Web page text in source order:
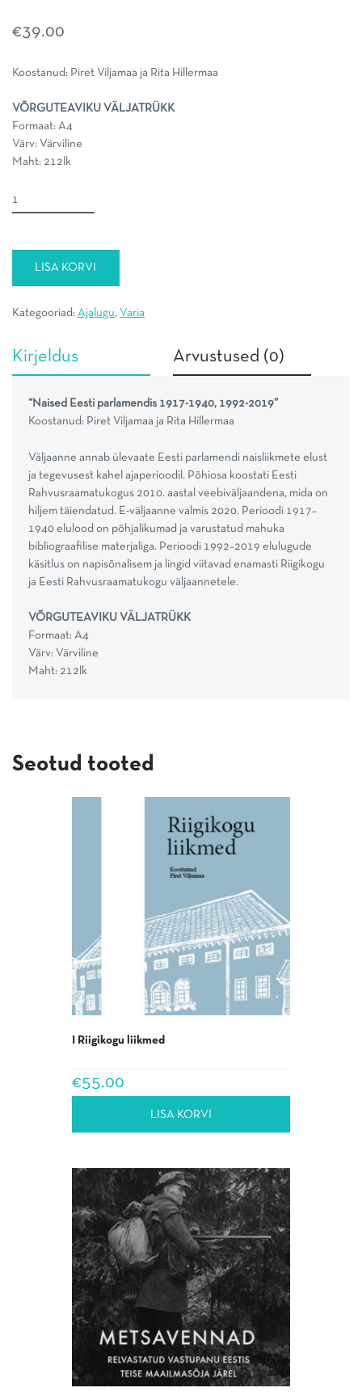
€39.00
Koostanud: Piret Viljamaa ja Rita Hillermaa
VÕRGUTEAVIKU VÄLJATRÜKK
Formaat: A4
Värv: Värviline
Maht: 212lk
Naised
Eesti
1917-
1940,
1992-
kogus
LISA KORVI
Kategooriad: Ajalugu, Varia
Kirjeldus Arvustused (0)
“Naised Eesti parlamendis 1917-1940, 1992-2019”
Koostanud: Piret Viljamaa ja Rita Hillermaa
Väljaanne annab ülevaate Eesti parlamendi naisliikmete elust
ja tegevusest kahel ajaperioodil. Põhiosa koostati Eesti
Rahvusraamatukogus 2010. aastal veebiväljaandena, mida on
hiljem täiendatud. E-väljaanne valmis 2020. Perioodi 1917–
1940 elulood on põhjalikumad ja varustatud mahuka
bibliograafilise materjaliga. Perioodi 1992–2019 elulugude
käsitlus on napisõnalisem ja lingid viitavad enamasti Riigikogu
ja Eesti Rahvusraamatukogu väljaannetele.
VÕRGUTEAVIKU VÄLJATRÜKK
Formaat: A4
Värv: Värviline
Maht: 212lk
Seotud tooted
I Riigikogu liikmed
€55.00
LISA KORVI